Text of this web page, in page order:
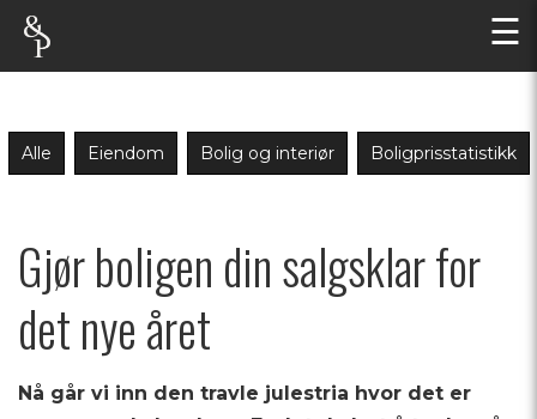
☰
Alle Eiendom Bolig og interiør Boligprisstatistikk
Gjør boligen din salgsklar for
det nye året
Nå går vi inn den travle julestria hvor det er